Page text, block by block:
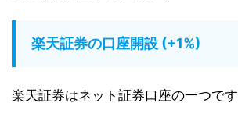
楽天証券の口座開設 (+1%)
楽天証券はネット証券口座の一つです